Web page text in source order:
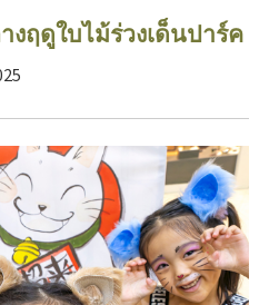
ฤดูใบไม้ร่วงเด็นปาร์ค